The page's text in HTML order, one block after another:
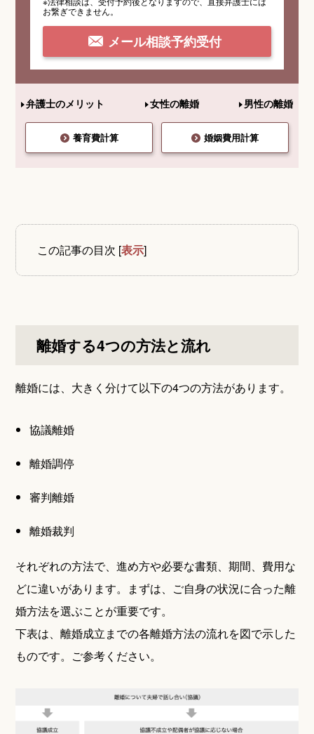
お繋ぎできません。
メール相談予約受付
弁護士のメリット 女性の離婚 男性の離婚
養育費計算 婚姻費用計算
この記事の目次 [表示]
離婚する4つの方法と流れ
離婚には、大きく分けて以下の4つの方法があります。
協議離婚
離婚調停
審判離婚
離婚裁判
それぞれの方法で、進め方や必要な書類、期間、費用な
どに違いがあります。まずは、ご自身の状況に合った離
婚方法を選ぶことが重要です。
下表は、離婚成立までの各離婚方法の流れを図で示した
ものです。ご参考ください。